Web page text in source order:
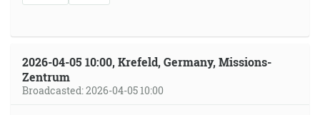
2026-04-05 10:00, Krefeld, Germany, Missions-
Zentrum
Broadcasted: 2026-04-05 10:00